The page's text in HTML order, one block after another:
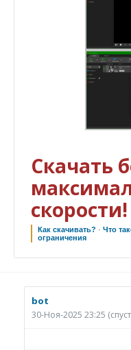
Скачать
скорости!
Как скачивать? ·Что
ограничения
bot
30-Ноя-2025 23:25